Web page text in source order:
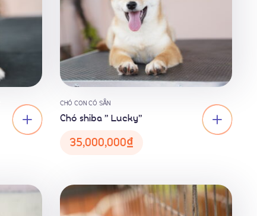
CHÓ CON CÓ SẴN
Chó shiba ” Lucky”
35,000,000₫